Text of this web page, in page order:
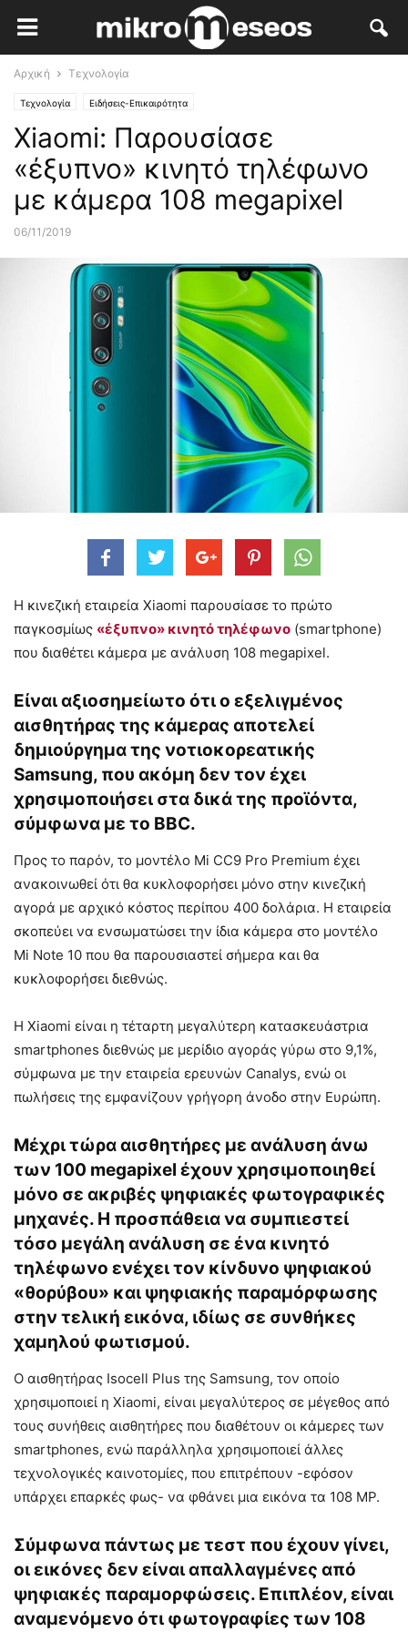
Αρχική Τεχνολογία
Τεχνολογία Ειδήσεις-Επικαιρότητα
Xiaomi: Παρουσίασε
«έξυπνο» κινητό τηλέφωνο
με κάμερα 108 megapixel
06/11/2019
Η κινεζική εταιρεία Xiaomi παρουσίασε το πρώτο
παγκοσμίως «έξυπνο» κινητό τηλέφωνο (smartphone)
που διαθέτει κάμερα με ανάλυση 108 megapixel.
Είναι αξιοσημείωτο ότι ο εξελιγμένος
αισθητήρας της κάμερας αποτελεί
δημιούργημα της νοτιοκορεατικής
Samsung, που ακόμη δεν τον έχει
χρησιμοποιήσει στα δικά της προϊόντα,
σύμφωνα με το BBC.
Προς το παρόν, το μοντέλο Mi CC9 Pro Premium έχει
ανακοινωθεί ότι θα κυκλοφορήσει μόνο στην κινεζική
αγορά με αρχικό κόστος περίπου 400 δολάρια. Η εταιρεία
σκοπεύει να ενσωματώσει την ίδια κάμερα στο μοντέλο
Mi Note 10 που θα παρουσιαστεί σήμερα και θα
κυκλοφορήσει διεθνώς.
Η Xiaomi είναι η τέταρτη μεγαλύτερη κατασκευάστρια
smartphones διεθνώς με μερίδιο αγοράς γύρω στο 9,1%,
σύμφωνα με την εταιρεία ερευνών Canalys, ενώ οι
πωλήσεις της εμφανίζουν γρήγορη άνοδο στην Ευρώπη.
Μέχρι τώρα αισθητήρες με ανάλυση άνω
των 100 megapixel έχουν χρησιμοποιηθεί
μόνο σε ακριβές ψηφιακές φωτογραφικές
μηχανές. Η προσπάθεια να συμπιεστεί
τόσο μεγάλη ανάλυση σε ένα κινητό
τηλέφωνο ενέχει τον κίνδυνο ψηφιακού
«θορύβου» και ψηφιακής παραμόρφωσης
στην τελική εικόνα, ιδίως σε συνθήκες
χαμηλού φωτισμού.
Ο αισθητήρας Isocell Plus της Samsung, τον οποίο
χρησιμοποιεί η Xiaomi, είναι μεγαλύτερος σε μέγεθος από
τους συνήθεις αισθητήρες που διαθέτουν οι κάμερες των
smartphones, ενώ παράλληλα χρησιμοποιεί άλλες
τεχνολογικές καινοτομίες, που επιτρέπουν -εφόσον
υπάρχει επαρκές φως- να φθάνει μια εικόνα τα 108 ΜΡ.
Σύμφωνα πάντως με τεστ που έχουν γίνει,
οι εικόνες δεν είναι απαλλαγμένες από
ψηφιακές παραμορφώσεις. Επιπλέον, είναι
αναμενόμενο ότι φωτογραφίες των 108